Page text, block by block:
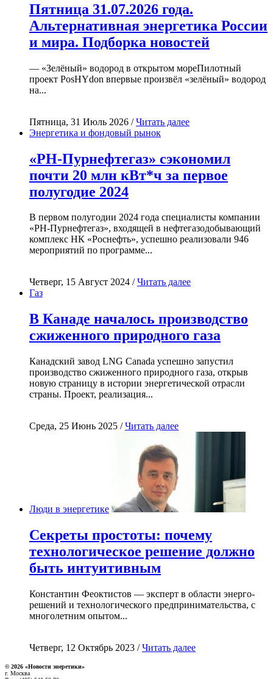
Пятница 31.07.2026 года.
Альтернативная энергетика России
и мира. Подборка новостей
— «Зелёный» водород в открытом мореПилотный
проект PosHYdon впервые произвёл «зелёный» водород
на...
Пятница, 31 Июль 2026 /Читать далее
Энергетика и фондовый рынок
«РН-Пурнефтегаз» сэкономил
почти 20 млн кВт*ч за первое
полугодие 2024
В первом полугодии 2024 года специалисты компании
«РН-Пурнефтегаз», входящей в нефтегазодобывающий
комплекс НК «Роснефть», успешно реализовали 946
мероприятий по программе...
Четверг, 15 Август 2024 /Читать далее
Газ
В Канаде началось производство
сжиженного природного газа
Канадский завод LNG Canada успешно запустил
производство сжиженного природного газа, открыв
новую страницу в истории энергетической отрасли
страны. Проект, реализация...
Среда, 25 Июнь 2025 /Читать далее
Люди в энергетике
Секреты простоты: почему
технологическое решение должно
быть интуитивным
Константин Феоктистов — эксперт в области энерго-
решений и технологического предпринимательства, с
многолетним опытом...
Четверг, 12 Октябрь 2023 /Читать далее
© 2026 «Новости энеретики»
г. Москва